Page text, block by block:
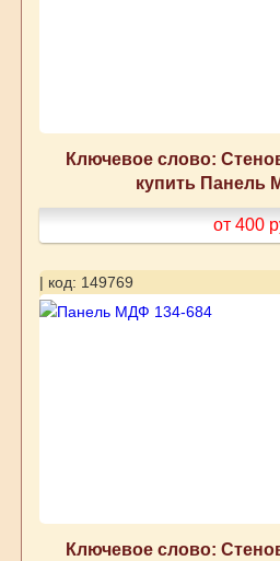
Ключевое слово:
купить Панель
от 400
| код: 149769
Ключевое слово: